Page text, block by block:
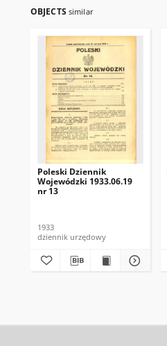
OBJECTS similar
Poleski Dziennik
Wojewódzki 1933.06.19
nr 13
1933
dziennik urzędowy